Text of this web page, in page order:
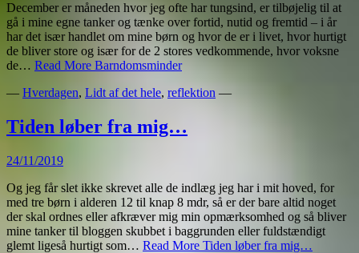
December er måneden hvor jeg ofte har tungsind, er tilbøjelig til at
gå i mine egne tanker og tænke over fortid, nutid og fremtid – i år
har det især handlet om mine børn og hvor de er i livet, hvor hurtigt
de bliver store og især for de 2 stores vedkommende, hvor voksne
de… Read More Barndomsminder
— Hverdagen, Lidt af det hele, reflektion —
Tiden løber fra mig…
24/11/2019
Og jeg får slet ikke skrevet alle de indlæg jeg har i mit hoved, for
med tre børn i alderen 12 til knap 8 mdr, så er der bare altid noget
der skal ordnes eller afkræver mig min opmærksomhed og så bliver
mine tanker til bloggen skubbet i baggrunden eller fuldstændigt
glemt ligeså hurtigt som… Read More Tiden løber fra mig…